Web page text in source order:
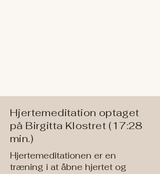
Hjertemeditation optaget
på Birgitta Klostret (17:28
min.)
Hjertemeditationen er en
træning i at åbne hjertet og